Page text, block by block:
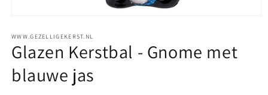
WWW.GEZELLIGEKERST.NL
Glazen Kerstbal - Gnome met
blauwe jas